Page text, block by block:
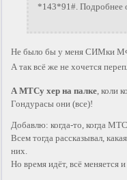
*143*91#. Подробнее
Не было бы у меня СИМки МФ
А так всё же не хочется
А МТСу хер на палке , коли
Гондурасы они (все)!
Добавлю: когда-то, когда
Всем тогда рассказывал,
них.
Но время идёт, всё меняется